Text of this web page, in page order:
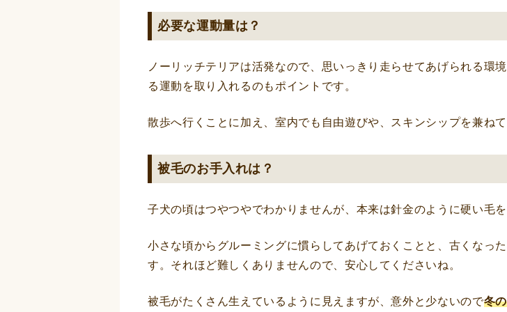
必要な運動量は？
ノーリッチテリアは活発なので、思いっきり走らせてあげられる環
る運動を取り入れるのもポイントです。
散歩へ行くことに加え、室内でも自由遊びや、スキンシップを兼ね
被毛のお手入れは？
子犬の頃はつやつやでわかりませんが、本来は針金のように硬い毛を
小さな頃からグルーミングに慣らしてあげておくことと、古くなっ
す。それほど難しくありませんので、安心してくださいね。
被毛がたくさん生えているように見えますが、意外と少ないので冬